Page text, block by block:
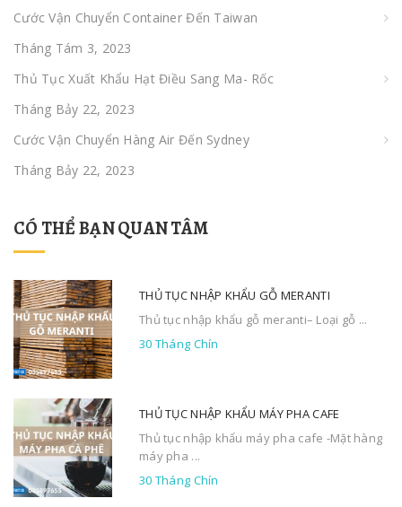
Cước Vận Chuyển Container Đến Taiwan
Tháng Tám 3, 2023
Thủ Tục Xuất Khẩu Hạt Điều Sang Ma- Rốc
Tháng Bảy 22, 2023
Cước Vận Chuyển Hàng Air Đến Sydney
Tháng Bảy 22, 2023
CÓ THỂ BẠN QUAN TÂM
THỦ TỤC NHẬP KHẨU GỖ MERANTI
Thủ tục nhập khẩu gỗ meranti– Loại gỗ ...
30 Tháng Chín
THỦ TỤC NHẬP KHẨU MÁY PHA CAFE
Thủ tục nhập khẩu máy pha cafe -Mặt hàng
máy pha ...
30 Tháng Chín